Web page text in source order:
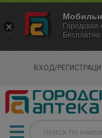
ВХОД/
×
Городская Аптека
- In Google Play
Городская